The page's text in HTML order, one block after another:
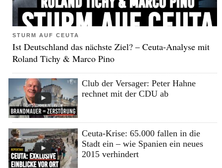
STURM AUF CEUTA
Ist Deutschland das nächste Ziel? – Ceuta-Analyse mit
Roland Tichy & Marco Pino
Club der Versager: Peter Hahne
rechnet mit der CDU ab
Ceuta-Krise: 65.000 fallen in die
Stadt ein – wie Spanien ein neues
2015 verhindert